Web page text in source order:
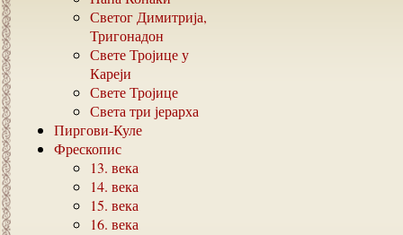
Светог Димитрија,
Тригонадон
Свете Тројице у
Кареји
Свете Тројице
Света три јерарха
Пиргови-Куле
Фрескопис
13. века
14. века
15. века
16. века